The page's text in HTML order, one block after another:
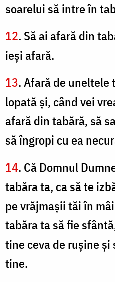
soarelui să intre în
12. Să ai afară din
ieşi afară.
13. Afară de uneltele
lopată şi, când vei
afară din tabără, să
să îngropi cu ea
14. Că Domnul
tabăra ta, ca să te
pe vrăjmaşii tăi în
tabăra ta să fie
tine ceva de ruşine şi
tine.